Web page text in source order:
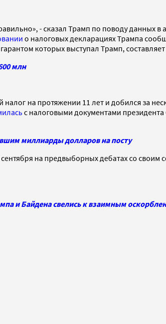
- сказал Трамп по поводу данных
о налоговых декларациях Трампа
которых выступал Трамп,
млн
на протяжении 11 лет и добился за
с налоговыми документами
миллиарды долларов на посту
на предвыборных дебатах со
и Байдена свелись к взаимным